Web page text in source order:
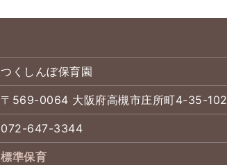
つくしんぼ保育園
〒569-0064 大阪府高槻市庄所町4-35-102
072-647-3344
標準保育